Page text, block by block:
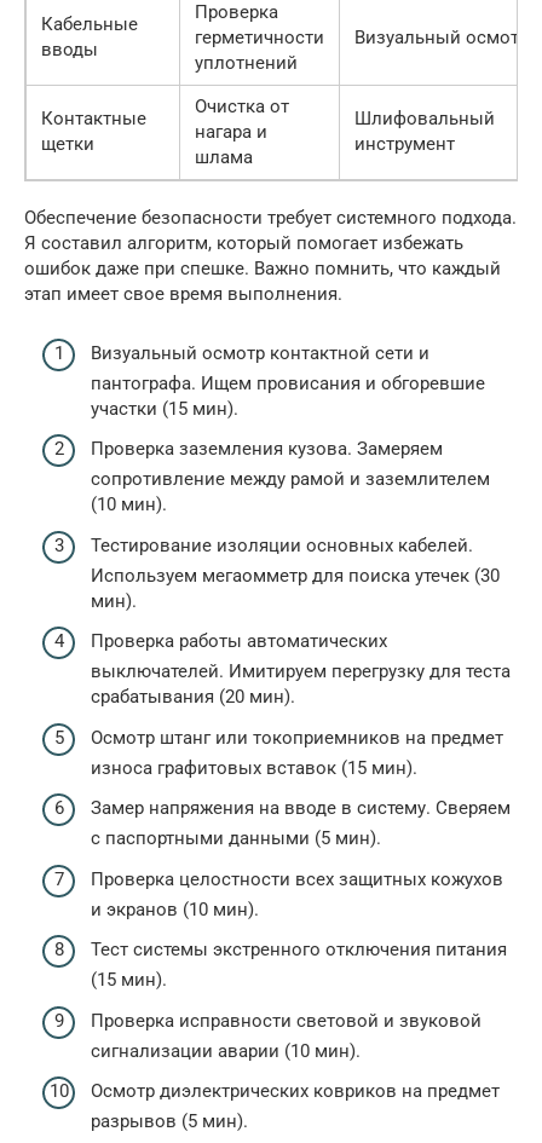
Кабельные
вводы
Проверка
герметичности
уплотнений
Визуальный осмотр
Контактные
щетки
Очистка от
нагара и
шлама
Шлифовальный
инструмент
Обеспечение безопасности требует системного подхода.
Я составил алгоритм, который помогает избежать
ошибок даже при спешке. Важно помнить, что каждый
этап имеет свое время выполнения.
Визуальный осмотр контактной сети и
пантографа. Ищем провисания и обгоревшие
участки (15 мин).
Проверка заземления кузова. Замеряем
сопротивление между рамой и заземлителем
(10 мин).
Тестирование изоляции основных кабелей.
Используем мегаомметр для поиска утечек (30
мин).
Проверка работы автоматических
выключателей. Имитируем перегрузку для теста
срабатывания (20 мин).
Осмотр штанг или токоприемников на предмет
износа графитовых вставок (15 мин).
Замер напряжения на вводе в систему. Сверяем
с паспортными данными (5 мин).
Проверка целостности всех защитных кожухов
и экранов (10 мин).
Тест системы экстренного отключения питания
(15 мин).
Проверка исправности световой и звуковой
сигнализации аварии (10 мин).
Осмотр диэлектрических ковриков на предмет
разрывов (5 мин).